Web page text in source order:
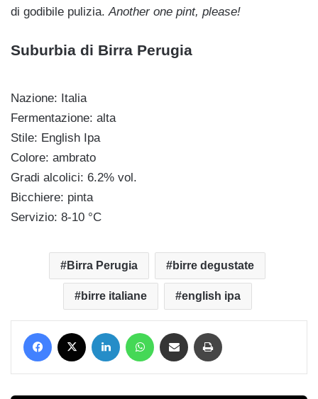
di godibile pulizia.Another one pint, please!
Suburbia di Birra Perugia
Nazione: Italia
Fermentazione: alta
Stile: English Ipa
Colore: ambrato
Gradi alcolici: 6.2% vol.
Bicchiere: pinta
Servizio: 8-10 °C
Birra Perugia birre degustate
birre italiane english ipa
Facebook LinkedIn WhatsApp Condividi via mail